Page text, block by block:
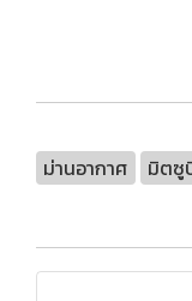
ม่านอากาศ มิตซู